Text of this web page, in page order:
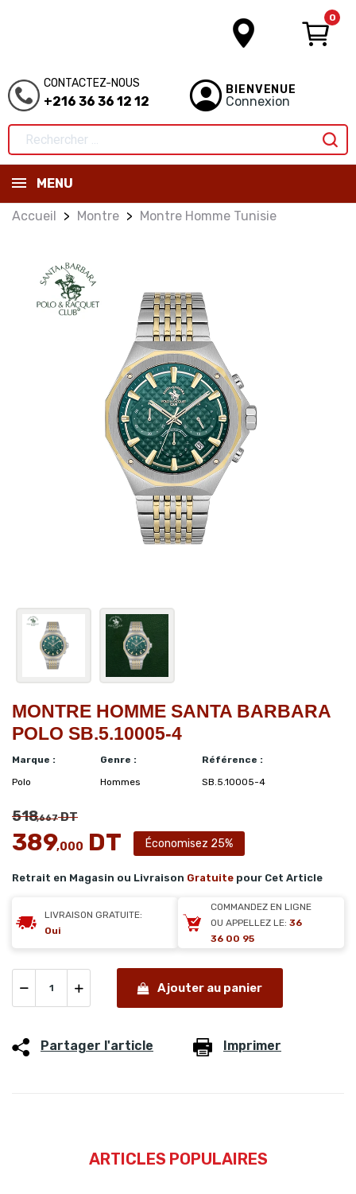
0
CONTACTEZ-NOUS
+216 36 36 12 12
BIENVENUE
Connexion
MENU
Accueil Montre Montre Homme Tunisie
MONTRE HOMME SANTA BARBARA
POLO SB.5.10005-4
Marque :
Polo
Genre :
Hommes
Référence :
SB.5.10005-4
518,667DT
389,000 DT Économisez 25%
Retrait en Magasin ou Livraison Gratuite pour Cet Article
LIVRAISON GRATUITE:
Oui
COMMANDEZ EN LIGNE
OU APPELLEZ LE: 36
36 00 95
Ajouter au panier
Partager l'article Imprimer
ARTICLES POPULAIRES